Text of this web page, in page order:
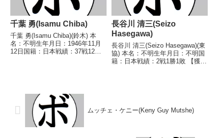
千葉 勇(Isamu Chiba)
千葉 勇(Isamu Chiba)(鈴木) 本
名：不明生年月日：1946年11月
12日国籍：日本戦績：37戦12勝
長谷川 清三(Seizo
Hasegawa)
長谷川 清三(Seizo Hasegawa)(東
協) 本名：不明生年月日：不明国
籍：日本戦績：2戦1勝1敗 【獲得
ムッチェ・ケニー(Keny Guy Mutshe)